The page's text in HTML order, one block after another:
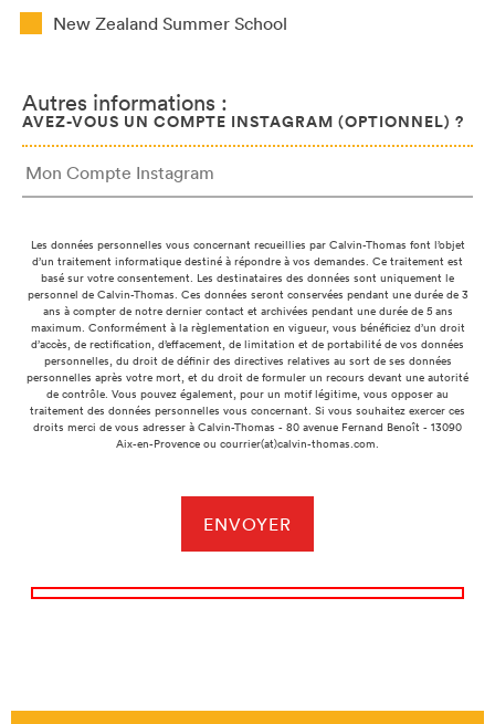
New Zealand Summer School
Autres informations :
AVEZ-VOUS UN COMPTE INSTAGRAM (OPTIONNEL) ?
Les données personnelles vous concernant recueillies par Calvin-Thomas font l’objet
d’un traitement informatique destiné à répondre à vos demandes. Ce traitement est
basé sur votre consentement. Les destinataires des données sont uniquement le
personnel de Calvin-Thomas. Ces données seront conservées pendant une durée de 3
ans à compter de notre dernier contact et archivées pendant une durée de 5 ans
maximum. Conformément à la règlementation en vigueur, vous bénéficiez d’un droit
d’accès, de rectification, d’effacement, de limitation et de portabilité de vos données
personnelles, du droit de définir des directives relatives au sort de ses données
personnelles après votre mort, et du droit de formuler un recours devant une autorité
de contrôle. Vous pouvez également, pour un motif légitime, vous opposer au
traitement des données personnelles vous concernant. Si vous souhaitez exercer ces
droits merci de vous adresser à Calvin-Thomas - 80 avenue Fernand Benoît - 13090
Aix-en-Provence ou courrier(at)calvin-thomas.com.